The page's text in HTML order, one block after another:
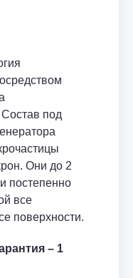
Состав под
Они до 2
постепенно
все
поверхности.
– 1